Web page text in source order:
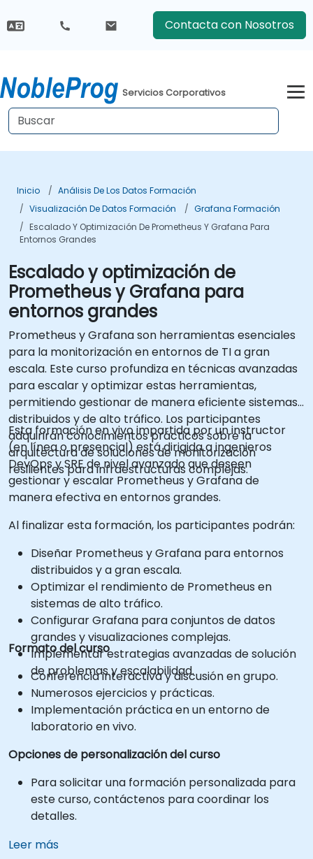
Contacta con Nosotros
Servicios Corporativos
Inicio
Análisis De Los Datos Formación
Visualización De Datos Formación
Grafana Formación
Escalado Y Optimización De Prometheus Y Grafana Para
Entornos Grandes
Escalado y optimización de
Prometheus y Grafana para
entornos grandes
Prometheus y Grafana son herramientas esenciales
para la monitorización en entornos de TI a gran
escala. Este curso profundiza en técnicas avanzadas
para escalar y optimizar estas herramientas,
permitiendo gestionar de manera eficiente sistemas
distribuidos y de alto tráfico. Los participantes
adquirirán conocimientos prácticos sobre la
arquitectura de soluciones de monitorización
resilientes para infraestructuras complejas.
Esta formación en vivo impartida por un instructor
(en línea o presencial) está dirigida a ingenieros
DevOps y SRE de nivel avanzado que deseen
gestionar y escalar Prometheus y Grafana de
manera efectiva en entornos grandes.
Al finalizar esta formación, los participantes podrán:
Diseñar Prometheus y Grafana para entornos
distribuidos y a gran escala.
Optimizar el rendimiento de Prometheus en
sistemas de alto tráfico.
Configurar Grafana para conjuntos de datos
grandes y visualizaciones complejas.
Implementar estrategias avanzadas de solución
de problemas y escalabilidad.
Formato del curso
Conferencia interactiva y discusión en grupo.
Numerosos ejercicios y prácticas.
Implementación práctica en un entorno de
laboratorio en vivo.
Opciones de personalización del curso
Para solicitar una formación personalizada para
este curso, contáctenos para coordinar los
detalles.
Leer más